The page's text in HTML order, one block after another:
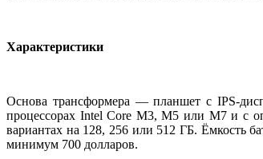
Характеристики
Основа трансформера — планшет с IPS-
процессорах Intel Core M3, M5 или M7 и с
вариантах на 128, 256 или 512 ГБ. Ёмкость
минимум 700 долларов.